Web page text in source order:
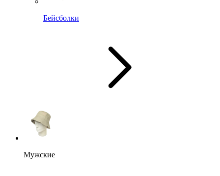
Бейсболки
Мужские